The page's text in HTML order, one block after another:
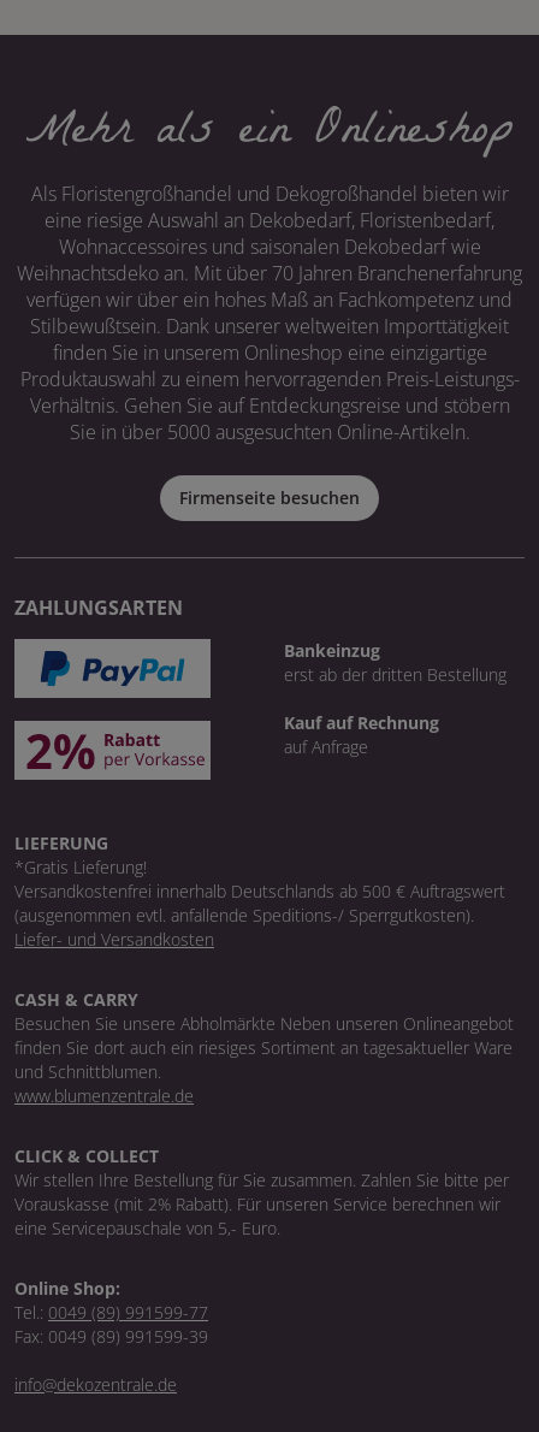
Mehr als ein Onlineshop
Als Floristengroßhandel und Dekogroßhandel bieten wir
eine riesige Auswahl an Dekobedarf, Floristenbedarf,
Wohnaccessoires und saisonalen Dekobedarf wie
Weihnachtsdeko an. Mit über 70 Jahren Branchenerfahrung
verfügen wir über ein hohes Maß an Fachkompetenz und
Stilbewußtsein. Dank unserer weltweiten Importtätigkeit
finden Sie in unserem Onlineshop eine einzigartige
Produktauswahl zu einem hervorragenden Preis-Leistungs-
Verhältnis. Gehen Sie auf Entdeckungsreise und stöbern
Sie in über 5000 ausgesuchten Online-Artikeln.
Firmenseite besuchen
ZAHLUNGSARTEN
Bankeinzug
erst ab der dritten Bestellung
Kauf auf Rechnung
auf Anfrage
LIEFERUNG
*Gratis Lieferung!
Versandkostenfrei innerhalb Deutschlands ab 500 € Auftragswert
(ausgenommen evtl. anfallende Speditions-/ Sperrgutkosten).
Liefer- und Versandkosten
CASH & CARRY
Besuchen Sie unsere Abholmärkte Neben unseren Onlineangebot
finden Sie dort auch ein riesiges Sortiment an tagesaktueller Ware
und Schnittblumen.
www.blumenzentrale.de
CLICK & COLLECT
Wir stellen Ihre Bestellung für Sie zusammen. Zahlen Sie bitte per
Vorauskasse (mit 2% Rabatt). Für unseren Service berechnen wir
eine Servicepauschale von 5,- Euro.
Online Shop:
Tel.: 0049 (89) 991599-77
Fax: 0049 (89) 991599-39
info@dekozentrale.de